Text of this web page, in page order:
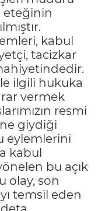
eteğinin
kabul
tacizkar
ilgili hukuka
vermek
resmi
giydiği
eylemlerini
kabul
bu açık
olay, son
temsil eden